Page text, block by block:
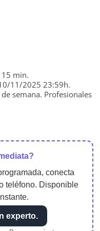
15 min.
11/2025 23:59h.
semana. Profesionales
conecta
teléfono. Disponible
experto.